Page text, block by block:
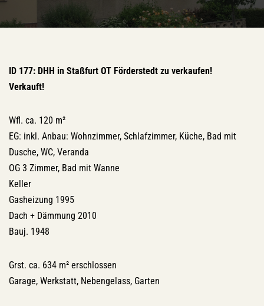
ID 177: DHH in Staßfurt OT Förderstedt zu verkaufen!
Verkauft!
Wfl. ca. 120 m²
EG: inkl. Anbau: Wohnzimmer, Schlafzimmer, Küche, Bad mit
Dusche, WC, Veranda
OG 3 Zimmer, Bad mit Wanne
Keller
Gasheizung 1995
Dach + Dämmung 2010
Bauj. 1948
Grst. ca. 634 m² erschlossen
Garage, Werkstatt, Nebengelass, Garten